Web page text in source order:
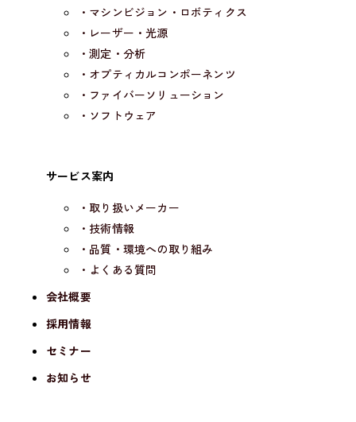
・マシンビジョン・ロボティクス
・レーザー・光源
・測定・分析
・オプティカルコンポーネンツ
・ファイバーソリューション
・ソフトウェア
サービス案内
・取り扱いメーカー
・技術情報
・品質・環境への取り組み
・よくある質問
会社概要
採用情報
セミナー
お知らせ